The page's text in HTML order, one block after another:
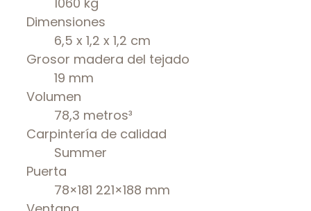
Dimensiones
6,5 x 1,2 x 1,2 cm
Grosor madera del tejado
19 mm
Volumen
78,3 metros³
Carpintería de calidad
Summer
Puerta
78×181 221×188 mm